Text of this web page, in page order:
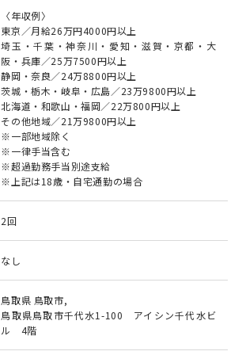
〈年収例〉
東京／月給26万円4000円以上
埼玉・千葉・神奈川・愛知・滋賀・京都・大
阪・兵庫／25万7500円以上
静岡・奈良／24万8800円以上
茨城・栃木・岐阜・広島／23万9800円以上
北海道・和歌山・福岡／22万800円以上
その他地域／21万9800円以上
※一部地域除く
※一律手当含む
※超過勤務手当別途支給
※上記は18歳・自宅通勤の場合
2回
なし
鳥取県 鳥取市,
鳥取県鳥取市千代水1-100 アイシン千代水ビ
ル 4階